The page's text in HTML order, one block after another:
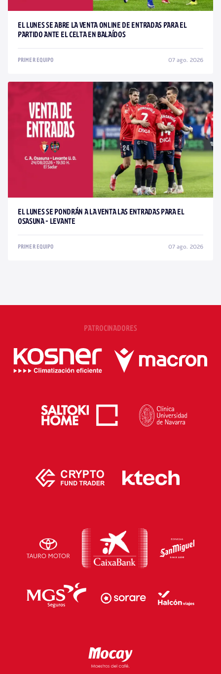
EL LUNES SE ABRE LA VENTA ONLINE DE ENTRADAS PARA EL
PARTIDO ANTE EL CELTA EN BALAÍDOS
PRIMER EQUIPO 07 ago. 2026
EL LUNES SE PONDRÁN A LA VENTA LAS ENTRADAS PARA EL
OSASUNA - LEVANTE
PRIMER EQUIPO 07 ago. 2026
PATROCINADORES